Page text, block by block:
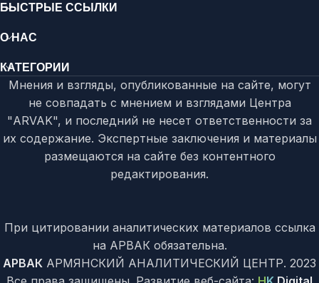
БЫСТРЫЕ ССЫЛКИ
О НАС
КАТЕГОРИИ
Мнения и взгляды, опубликованные на сайте, могут
не совпадать с мнением и взглядами Центра
"ARVAK", и последний не несет ответственности за
их содержание. Экспертные заключения и материалы
размещаются на сайте без контентного
редактирования.
При цитировании аналитических материалов ссылка
на АРВАК обязательна.
АРВАК АРМЯНСКИЙ АНАЛИТИЧЕСКИЙ ЦЕНТР. 2023